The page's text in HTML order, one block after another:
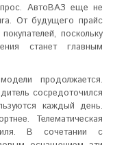
АвтоВАЗ еще не
От будущего прайс
поскольку
станет главным
продолжается.
сосредоточился
каждый день.
Телематическая
В сочетании с